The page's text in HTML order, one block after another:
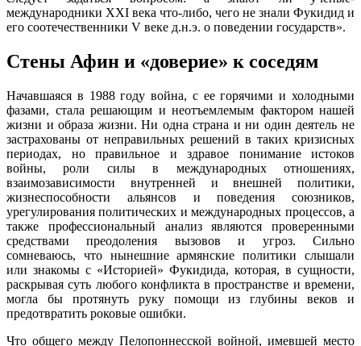
международники XXI века что-либо, чего не знали Фукидид и
его соотечественники V веке д.н.э. о поведении государств».
Стены Афин и «доверие» к соседям
Начавшаяся в 1988 году война, с ее горячими и холодными
фазами, стала решающим и неотъемлемым фактором нашей
жизни и образа жизни. Ни одна страна и ни один деятель не
застрахованы от неправильных решений в таких кризисных
периодах, но правильное и здравое понимание истоков
войны, роли силы в международных отношениях,
взаимозависимости внутренней и внешней политики,
жизнеспособности альянсов и поведения союзников,
урегулирования политических и международных процессов, а
также профессиональный анализ являются проверенными
средствами преодоления вызовов и угроз. Сильно
сомневаюсь, что нынешние армянские политики слышали
или знакомы с «Историей» Фукидида, которая, в сущности,
раскрывая суть любого конфликта в пространстве и времени,
могла бы протянуть руку помощи из глубины веков и
предотвратить роковые ошибки.
Что общего между Пелопоннесской войной, имевшей место